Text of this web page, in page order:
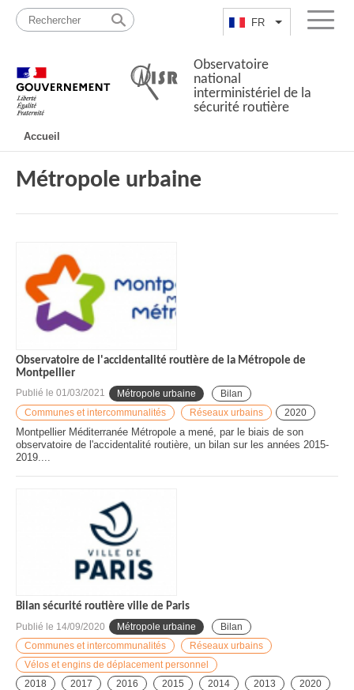
Passer
contenu
FR Lister lesMenu
Observatoire
national
interministériel de la
sécurité routière
principale
Accueil
Métropole urbaine
Observatoire de l'accidentalité routière de la Métropole de
Montpellier
Publié le 01/03/2021 Métropole urbaine
Bilan
Communes et intercommunalités
Réseaux urbains 2020
Montpellier Méditerranée Métropole a mené, par le biais de son
observatoire de l'accidentalité routière, un bilan sur les années 2015-
2019....
Bilan sécurité routière ville de Paris
Publié le 14/09/2020 Métropole urbaine
Bilan
Communes et intercommunalités
Réseaux urbains
Vélos et engins de déplacement personnel
2018
2017 2016 2015 2014 2013 2020